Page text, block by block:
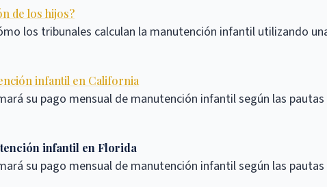
de los hijos?
los tribunales calculan la manutención infantil utilizando
infantil en California
su pago mensual de manutención infantil según las
infantil en Florida
su pago mensual de manutención infantil según las